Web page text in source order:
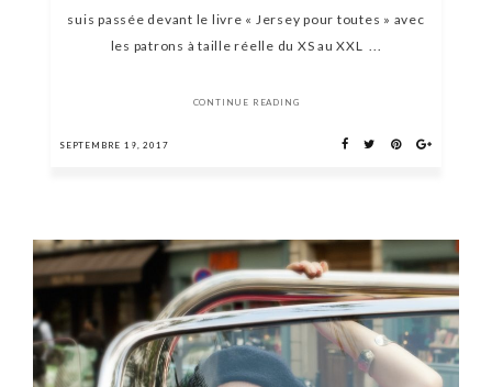
suis passée devant le livre « Jersey pour toutes » avec
les patrons à taille réelle du XS au XXL ...
CONTINUE READING
SEPTEMBRE 19, 2017